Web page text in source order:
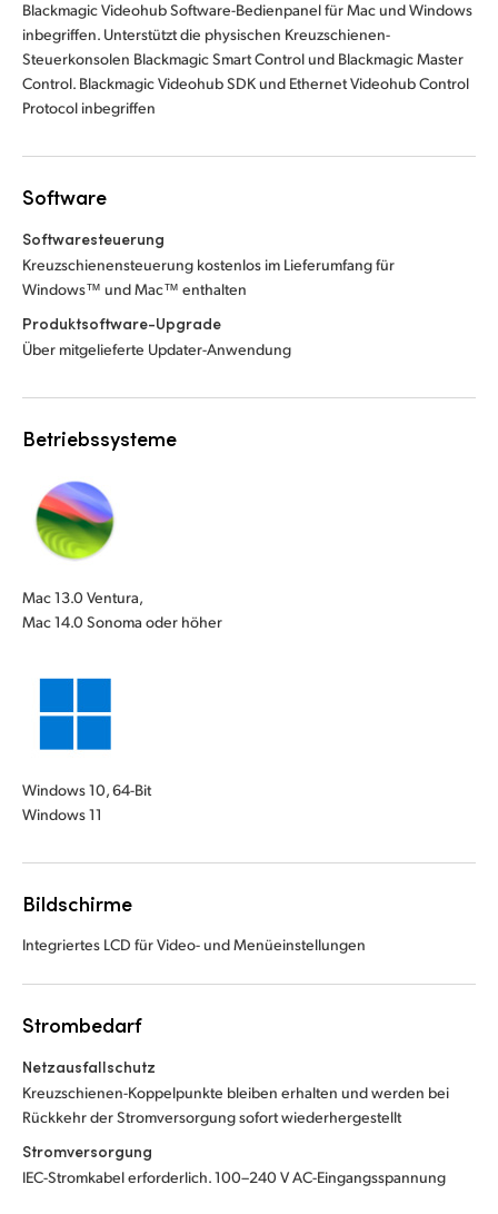
Blackmagic Videohub Software-Bedienpanel für Mac und Windows
inbegriffen. Unterstützt die physischen Kreuzschienen-
Steuerkonsolen Blackmagic Smart Control und Blackmagic Master
Control. Blackmagic Videohub SDK und Ethernet Videohub Control
Protocol inbegriffen
Software
Softwaresteuerung
Kreuzschienensteuerung kostenlos im Lieferumfang für
Windows™ und Mac™ enthalten
Produktsoftware-Upgrade
Über mitgelieferte Updater-Anwendung
Betriebssysteme
Mac 13.0 Ventura,
Mac 14.0 Sonoma oder höher
Windows 10, 64-Bit
Windows 11
Bildschirme
Integriertes LCD für Video- und Menüeinstellungen
Strombedarf
Netzausfallschutz
Kreuzschienen-Koppelpunkte bleiben erhalten und werden bei
Rückkehr der Stromversorgung sofort wiederhergestellt
Stromversorgung
IEC-Stromkabel erforderlich. 100–240 V AC-Eingangsspannung